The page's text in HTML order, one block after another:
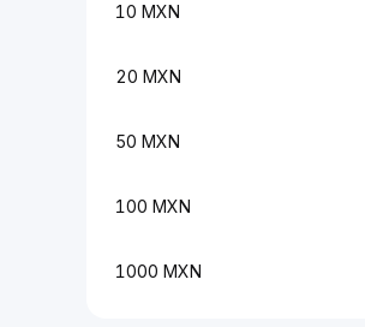
10 MXN
20 MXN
50 MXN
100 MXN
1000 MXN